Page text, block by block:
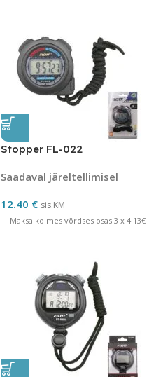
Stopper FL-022
Saadaval järeltellimisel
12.40 € sis.KM
Maksa kolmes võrdses osas 3 x 4.13€